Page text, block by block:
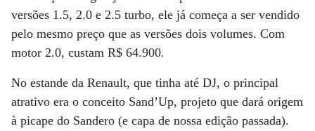
versões 1.5, 2.0 e 2.5 turbo, ele já começa a ser vendido
pelo mesmo preço que as versões dois volumes. Com
motor 2.0, custam R$ 64.900.
No estande da Renault, que tinha até DJ, o principal
atrativo era o conceito Sand’Up, projeto que dará origem
à picape do Sandero (e capa de nossa edição passada).